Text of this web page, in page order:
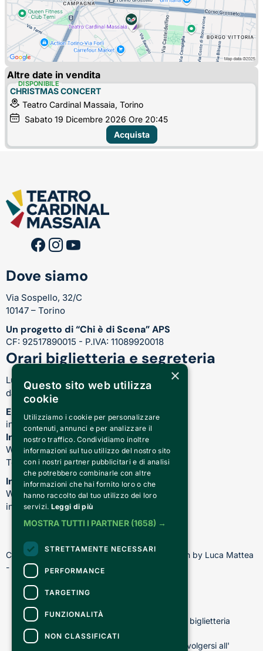
Altre date in vendita
CHRISTMAS CONCERT
Teatro Cardinal Massaia, Torino
Sabato 19 Dicembre 2026 Ore 20:45
DISPONIBILE
Acquista
Dove siamo
Via Sospello, 32/C
10147 – Torino
Un progetto di “Chi è di Scena” APS
CF: 92517890015 - P.IVA: 11089920018
Orari biglietteria e segreteria
Lunedì-Venerdì:
dalle 17.00 alle 21.00
Email
info@teatrocardinalmassaia.com
Informazioni su spettacoli e teatro
WhatsApp: 344 410 4477
Telefono: 011 221 6128
Informazioni sui nostri corsi
WhatsApp: 392 150 5130 -
info@chiediscena.torino.it
Copyright © 2026 - All rights reserved - Design by Luca Mattea
- Made in Turin with
Per informazioni e supporto all'acquisto della biglietteria
Clicca qui
Per informazioni sul programma e l'evento, rivolgersi all'
×
Questo sito web utilizza
cookie
Utilizziamo i cookie per personalizzare
contenuti, annunci e per analizzare il
nostro traffico. Condividiamo inoltre
informazioni sul tuo utilizzo del nostro sito
con i nostri partner pubblicitari e di analisi
che potrebbero combinarle con altre
informazioni che hai fornito loro o che
hanno raccolto dal tuo utilizzo dei loro
servizi. Leggi di più
MOSTRA TUTTI I PARTNER (1658) →
STRETTAMENTE NECESSARI
PERFORMANCE
TARGETING
FUNZIONALITÀ
NON CLASSIFICATI